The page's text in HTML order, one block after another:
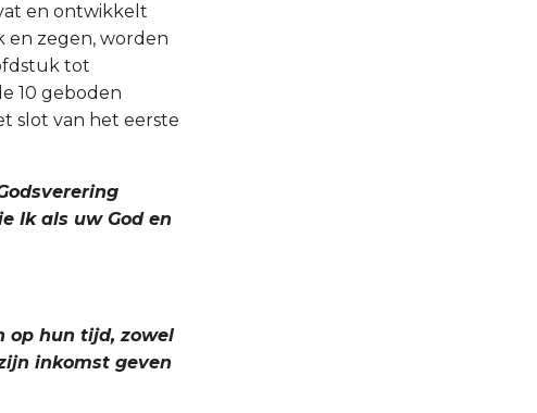
en ontwikkelt
en zegen, worden
tot
10 geboden
slot van het eerste
Ik als uw God en
op hun tijd, zowel
inkomst geven